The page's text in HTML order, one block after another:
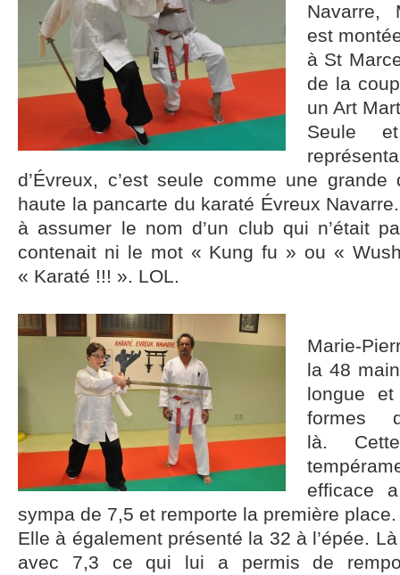
Navarre,
est
à St
de la
un Art
Seule
d’Évreux, c’est seule comme une
haute la pancarte du karaté Évreux
à assumer le nom d’un club qui n’était
contenait ni le mot « Kung fu » ou «
« Karaté !!! ». LOL.
Marie-
la 48
longue
formes
là.
efficace
sympa de 7,5 et remporte la première place.
Elle à également présenté la 32 à l’épée.
avec 7,3 ce qui lui a permis de